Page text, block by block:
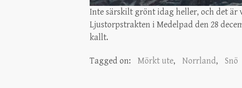
Inte särskilt grönt idag heller, och det är
Ljustorpstrakten i Medelpad den 28
kallt.
Tagged on: Mörkt ute, Norrland, Snö